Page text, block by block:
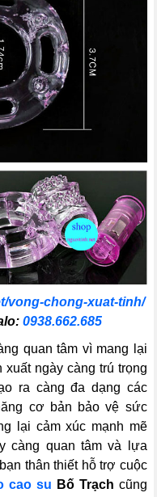
vong-chong-xuat-tinh/
0938.662.685
quan tâm vì mang lại
ngày càng trú trọng
ra càng đa dạng các
cơ bản bảo vệ sức
lại cảm xúc mạnh mẽ
càng quan tâm và lựa
thân thiết hỗ trợ cuộc
cao su Bố Trạch cũng